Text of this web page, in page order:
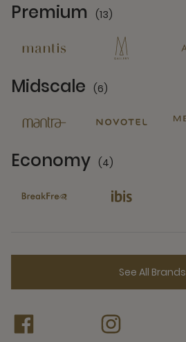
Premium (13)
Midscale (6)
Economy (4)
See All Brands